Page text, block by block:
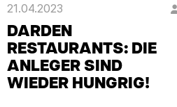
21.04.2023
DARDEN
RESTAURANTS: DIE
ANLEGER SIND
WIEDER HUNGRIG!